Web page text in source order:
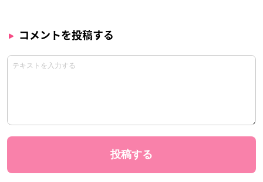
コメントを投稿する